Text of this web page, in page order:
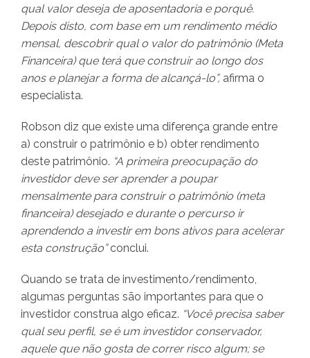
qual valor deseja de aposentadoria e porquê.
Depois disto, com base em um rendimento médio
mensal, descobrir qual o valor do patrimônio (Meta
Financeira) que terá que construir ao longo dos
anos e planejar a forma de alcançá-lo”, afirma o
especialista.
Robson diz que existe uma diferença grande entre
a) construir o patrimônio e b) obter rendimento
deste patrimônio. “A primeira preocupação do
investidor deve ser aprender a poupar
mensalmente para construir o patrimônio (meta
financeira) desejado e durante o percurso ir
aprendendo a investir em bons ativos para acelerar
esta construção”conclui.
Quando se trata de investimento/rendimento,
algumas perguntas são importantes para que o
investidor construa algo eficaz. “Você precisa saber
qual seu perfil, se é um investidor conservador,
aquele que não gosta de correr risco algum; se